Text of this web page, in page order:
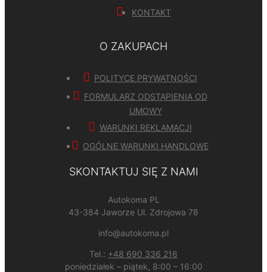
KONTAKT
O ZAKUPACH
POLITYCE PRYWATNOŚCI
FORMULARZ ODSTĄPIENIA OD
UMOWY
WARUNKI REKLAMACJI
OGÓLNE WARUNKI HANDLOWE
SKONTAKTUJ SIĘ Z NAMI
Autokoma PL
43-384 Jaworze Ul. Zdrojowa 78
info@autokoma.pl
Tel.: +48 690 336 216
poniedziałek – piątek, 8:00 – 16:00